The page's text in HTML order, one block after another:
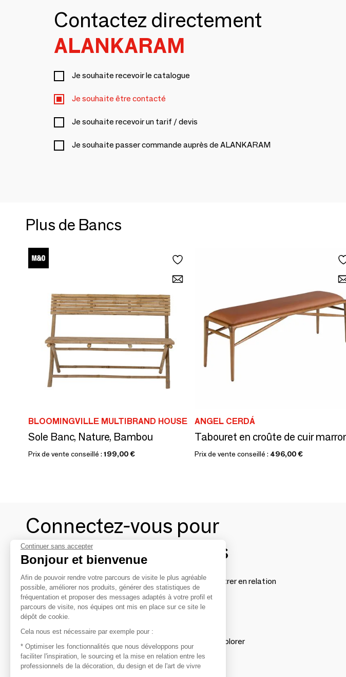
Contactez directement
ALANKARAM
Je souhaite recevoir le catalogue
Je souhaite être contacté
Je souhaite recevoir un tarif / devis
Je souhaite passer commande auprès de ALANKARAM
Plus de Bancs
BLOOMINGVILLE MULTIBRAND HOUSE
Sole Banc, Nature, Bambou
Prix de vente conseillé : 199,00 €
ANGEL CERDÁ
Tabouret en croûte de cuir
Prix de vente conseillé : 496,00 €
Connectez-vous pour
contacter les marques
Afin de profiter au mieux de l'expérience MOM et de rentrer en relation
avec vos marques préférées, créez-vous un compte.
Découvrir
Les produits de milliers de fournisseurs à explorer
S'inspirer
Continuer sans accepter
Bonjour et bienvenue
Afin de pouvoir rendre votre parcours de visite le plus agréable
possible, améliorer nos produits, générer des statistiques de
fréquentation et proposer des messages adaptés à votre profil et
parcours de visite, nos équipes ont mis en place sur ce site le
dépôt de cookie.
Cela nous est nécessaire par exemple pour :
* Optimiser les fonctionnalités que nous développons pour
faciliter l'inspiration, le sourcing et la mise en relation entre les
professionnels de la décoration, du design et de l'art de vivre